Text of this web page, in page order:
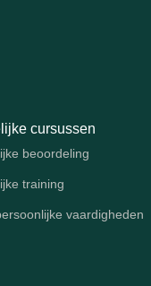
cursussen
beoordeling
training
vaardigheden